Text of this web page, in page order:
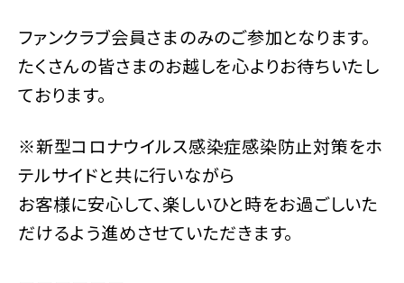
ファンクラブ会員さまのみのご参加となります。
たくさんの皆さまのお越しを心よりお待ちいたし
ております。
※新型コロナウイルス感染症感染防止対策をホ
テルサイドと共に行いながら
お客様に安心して、楽しいひと時をお過ごしいた
だけるよう進めさせていただきます。